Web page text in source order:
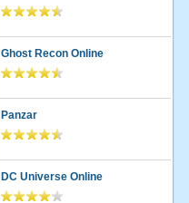
Ghost Recon Online
Panzar
DC Universe Online